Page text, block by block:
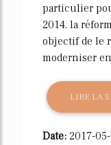
particulier
2014, la
objectif de le
moderniser
LIRE LA
Date: 2017-